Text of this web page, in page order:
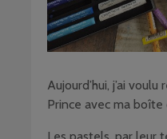
Aujourd’hui, j’ai
Prince avec ma boîte
Les pastels, par leur